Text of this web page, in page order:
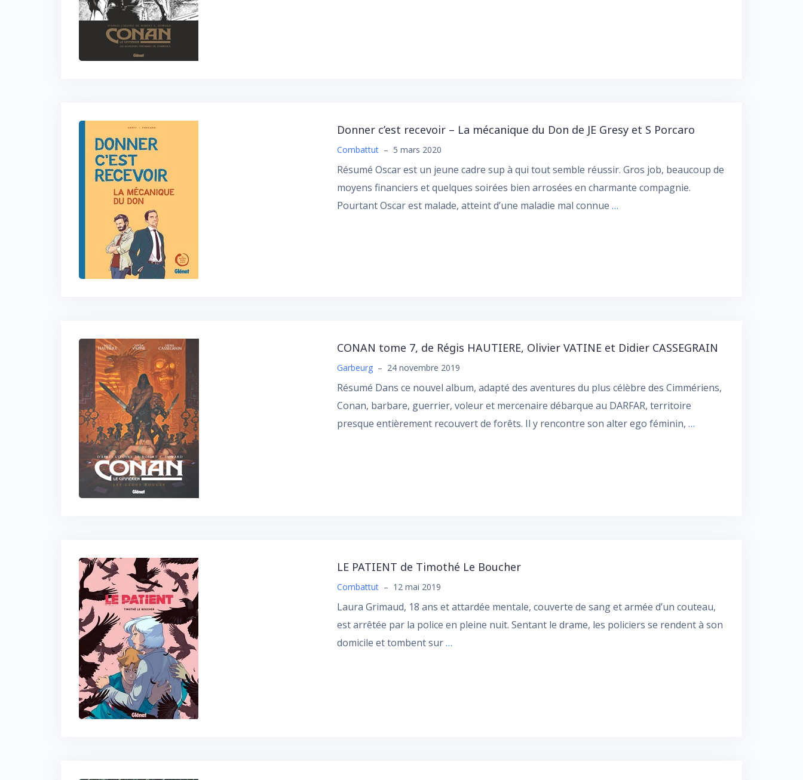
Donner c’est recevoir – La mécanique du Don de JE Gresy et S Porcaro
Combattut – 5 mars 2020
Résumé Oscar est un jeune cadre sup à qui tout semble réussir. Gros job, beaucoup de
moyens financiers et quelques soirées bien arrosées en charmante compagnie.
Pourtant Oscar est malade, atteint d’une maladie mal connue …
CONAN tome 7, de Régis HAUTIERE, Olivier VATINE et Didier CASSEGRAIN
Garbeurg – 24 novembre 2019
Résumé Dans ce nouvel album, adapté des aventures du plus célèbre des Cimmériens,
Conan, barbare, guerrier, voleur et mercenaire débarque au DARFAR, territoire
presque entièrement recouvert de forêts. Il y rencontre son alter ego féminin, …
LE PATIENT de Timothé Le Boucher
Combattut – 12 mai 2019
Laura Grimaud, 18 ans et attardée mentale, couverte de sang et armée d’un couteau,
est arrêtée par la police en pleine nuit. Sentant le drame, les policiers se rendent à son
domicile et tombent sur…